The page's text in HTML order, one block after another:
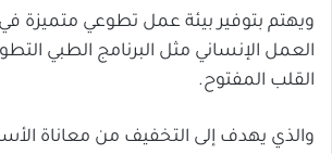
ويهتم بتوفير بيئة عمل تطوعي متميزة
العمل الإنساني مثل البرنامج الطبي
القلب المفتوح.
والذي يهدف إلى التخفيف من معاناة